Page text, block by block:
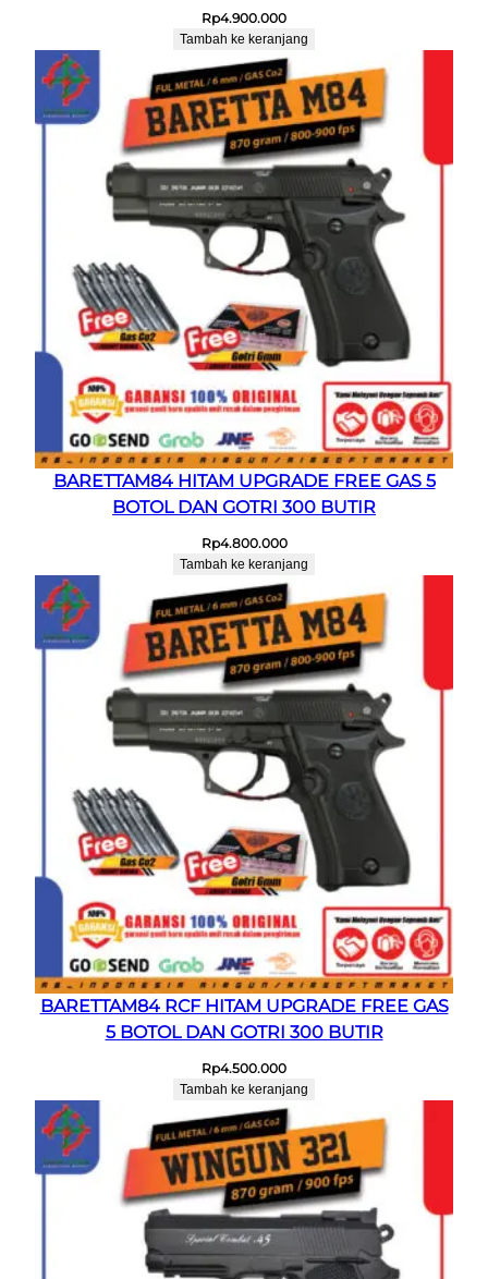
Rp4.900.000
Tambah ke keranjang
BARETTAM84 HITAM UPGRADE FREE GAS 5
BOTOL DAN GOTRI 300 BUTIR
Rp4.800.000
Tambah ke keranjang
BARETTAM84 RCF HITAM UPGRADE FREE GAS
5 BOTOL DAN GOTRI 300 BUTIR
Rp4.500.000
Tambah ke keranjang